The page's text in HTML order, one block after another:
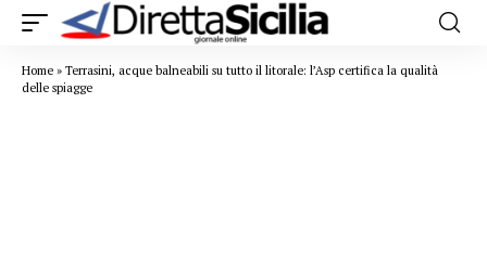
Home » Terrasini, acque balneabili su tutto il litorale: l’Asp certifica la qualità
delle spiagge